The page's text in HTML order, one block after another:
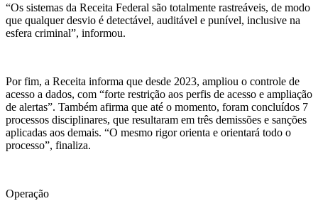
“Os sistemas da Receita Federal são totalmente rastreáveis, de modo
que qualquer desvio é detectável, auditável e punível, inclusive na
esfera criminal”, informou.
Por fim, a Receita informa que desde 2023, ampliou o controle de
acesso a dados, com “forte restrição aos perfis de acesso e ampliação
de alertas”. Também afirma que até o momento, foram concluídos 7
processos disciplinares, que resultaram em três demissões e sanções
aplicadas aos demais. “O mesmo rigor orienta e orientará todo o
processo”, finaliza.
Operação